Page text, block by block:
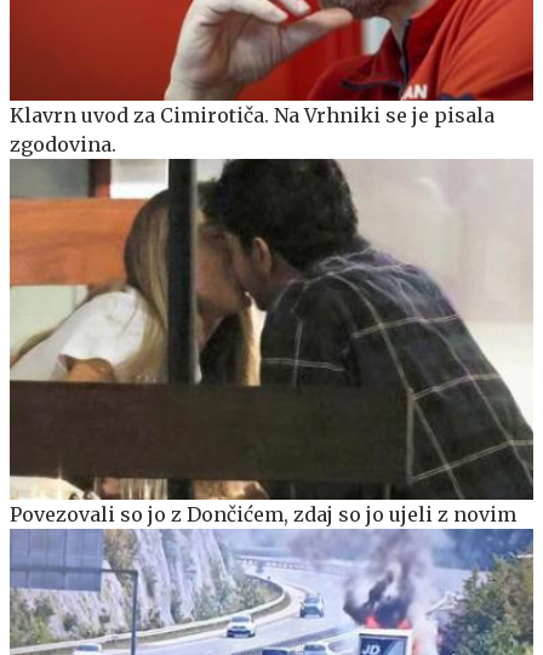
Klavrn uvod za Cimirotiča. Na Vrhniki se je pisala
zgodovina.
Povezovali so jo z Dončićem, zdaj so jo ujeli z novim